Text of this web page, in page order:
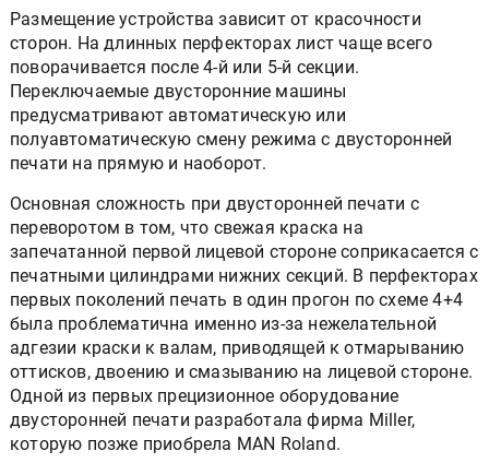
Размещение устройства зависит от красочности
сторон. На длинных перфекторах лист чаще всего
поворачивается после 4-й или 5-й секции.
Переключаемые двусторонние машины
предусматривают автоматическую или
полуавтоматическую смену режима с двусторонней
печати на прямую и наоборот.
Основная сложность при двусторонней печати с
переворотом в том, что свежая краска на
запечатанной первой лицевой стороне соприкасается с
печатными цилиндрами нижних секций. В перфекторах
первых поколений печать в один прогон по схеме 4+4
была проблематична именно из-за нежелательной
адгезии краски к валам, приводящей к отмарыванию
оттисков, двоению и смазыванию на лицевой стороне.
Одной из первых прецизионное оборудование
двусторонней печати разработала фирма Miller,
которую позже приобрела MAN Roland.